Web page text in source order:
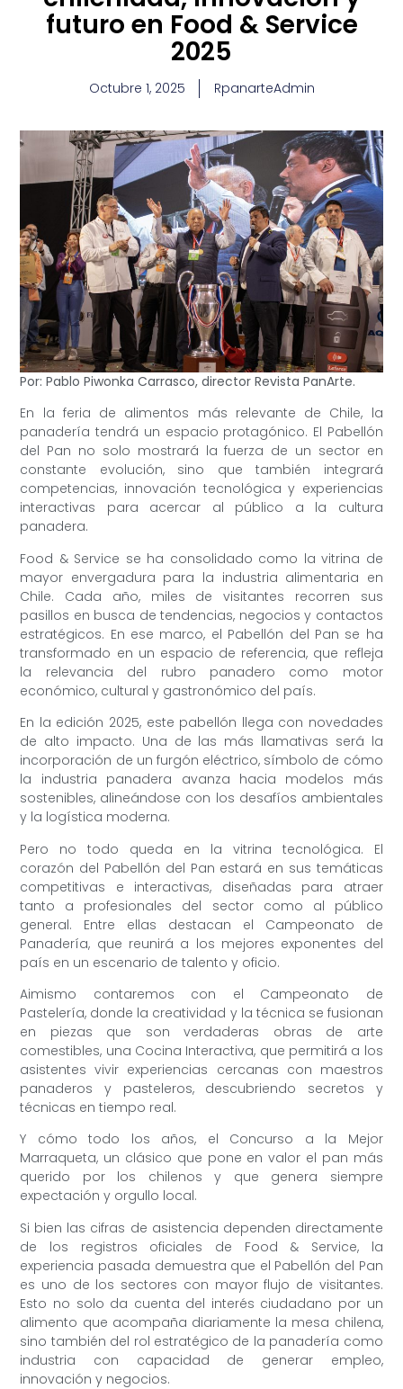
futuro en Food & Service
2025
Octubre 1, 2025 RpanarteAdmin
Por: Pablo Piwonka Carrasco, director Revista PanArte.
En la feria de alimentos más relevante de Chile, la
panadería tendrá un espacio protagónico. El Pabellón
del Pan no solo mostrará la fuerza de un sector en
constante evolución, sino que también integrará
competencias, innovación tecnológica y experiencias
interactivas para acercar al público a la cultura
panadera.
Food & Service se ha consolidado como la vitrina de
mayor envergadura para la industria alimentaria en
Chile. Cada año, miles de visitantes recorren sus
pasillos en busca de tendencias, negocios y contactos
estratégicos. En ese marco, el Pabellón del Pan se ha
transformado en un espacio de referencia, que refleja
la relevancia del rubro panadero como motor
económico, cultural y gastronómico del país.
En la edición 2025, este pabellón llega con novedades
de alto impacto. Una de las más llamativas será la
incorporación de un furgón eléctrico, símbolo de cómo
la industria panadera avanza hacia modelos más
sostenibles, alineándose con los desafíos ambientales
y la logística moderna.
Pero no todo queda en la vitrina tecnológica. El
corazón del Pabellón del Pan estará en sus temáticas
competitivas e interactivas, diseñadas para atraer
tanto a profesionales del sector como al público
general. Entre ellas destacan el Campeonato de
Panadería, que reunirá a los mejores exponentes del
país en un escenario de talento y oficio.
Aimismo contaremos con el Campeonato de
Pastelería, donde la creatividad y la técnica se fusionan
en piezas que son verdaderas obras de arte
comestibles, una Cocina Interactiva, que permitirá a los
asistentes vivir experiencias cercanas con maestros
panaderos y pasteleros, descubriendo secretos y
técnicas en tiempo real.
Y cómo todo los años, el Concurso a la Mejor
Marraqueta, un clásico que pone en valor el pan más
querido por los chilenos y que genera siempre
expectación y orgullo local.
Si bien las cifras de asistencia dependen directamente
de los registros oficiales de Food & Service, la
experiencia pasada demuestra que el Pabellón del Pan
es uno de los sectores con mayor flujo de visitantes.
Esto no solo da cuenta del interés ciudadano por un
alimento que acompaña diariamente la mesa chilena,
sino también del rol estratégico de la panadería como
industria con capacidad de generar empleo,
innovación y negocios.